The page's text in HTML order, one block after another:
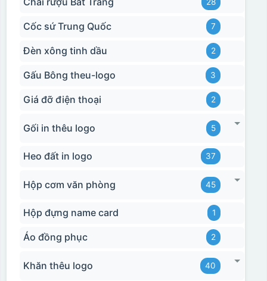
28
Cốc sứ Trung Quốc 7
Đèn xông tinh dầu 2
Gấu Bông theu-logo 3
Giá đỡ điện thoại 2
Gối in thêu logo 5
Heo đất in logo 37
Hộp cơm văn phòng 45
Hộp đựng name card 1
Áo đồng phục 2
Khăn thêu logo 40